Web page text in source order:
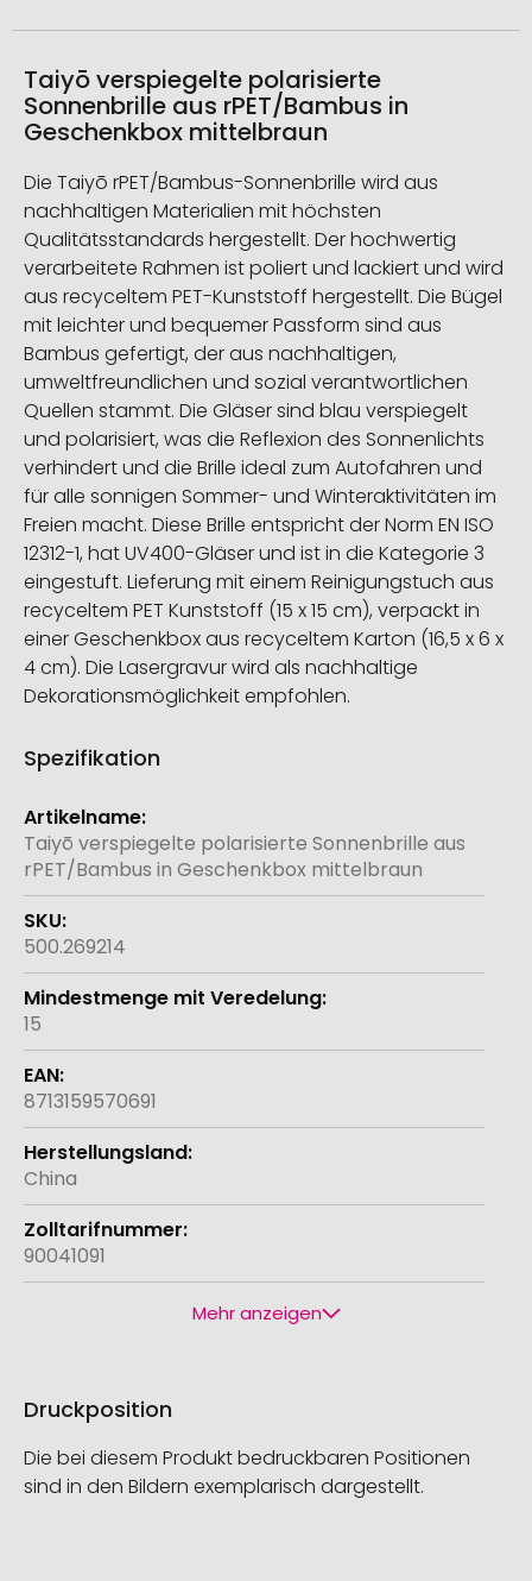
Taiyō verspiegelte polarisierte
Sonnenbrille aus rPET/Bambus in
Geschenkbox mittelbraun
Die Taiyō rPET/Bambus-Sonnenbrille wird aus
nachhaltigen Materialien mit höchsten
Qualitätsstandards hergestellt. Der hochwertig
verarbeitete Rahmen ist poliert und lackiert und wird
aus recyceltem PET-Kunststoff hergestellt. Die Bügel
mit leichter und bequemer Passform sind aus
Bambus gefertigt, der aus nachhaltigen,
umweltfreundlichen und sozial verantwortlichen
Quellen stammt. Die Gläser sind blau verspiegelt
und polarisiert, was die Reflexion des Sonnenlichts
verhindert und die Brille ideal zum Autofahren und
für alle sonnigen Sommer- und Winteraktivitäten im
Freien macht. Diese Brille entspricht der Norm EN ISO
12312-1, hat UV400-Gläser und ist in die Kategorie 3
eingestuft. Lieferung mit einem Reinigungstuch aus
recyceltem PET Kunststoff (15 x 15 cm), verpackt in
einer Geschenkbox aus recyceltem Karton (16,5 x 6 x
4 cm). Die Lasergravur wird als nachhaltige
Dekorationsmöglichkeit empfohlen.
Spezifikation
Weitere
Informationen
Taiyō verspiegelte polarisierte Sonnenbrille aus
rPET/Bambus in Geschenkbox mittelbraun
500.269214
15
8713159570691
China
90041091
Mehr anzeigen
Druckposition
Die bei diesem Produkt bedruckbaren Positionen
sind in den Bildern exemplarisch dargestellt.